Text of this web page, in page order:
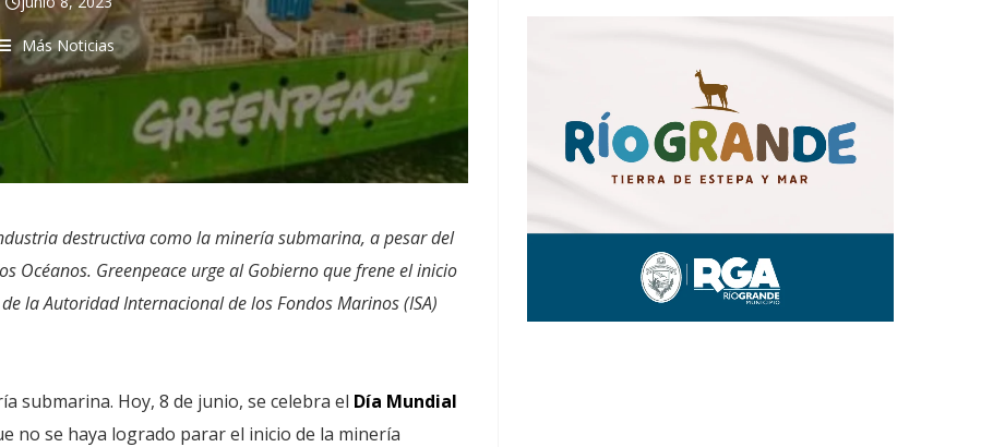
Más Noticias
destructiva como la minería submarina, a pesar del
Océanos. Greenpeace urge al Gobierno que frene el inicio
la Autoridad Internacional de los Fondos Marinos (ISA)
submarina. Hoy, 8 de junio, se celebra el Día Mundial
no se haya logrado parar el inicio de la minería